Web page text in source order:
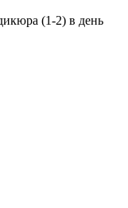
(1-2) в день